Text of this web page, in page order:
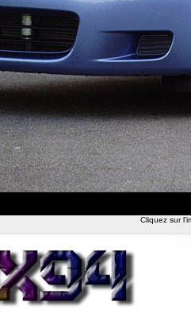
Cliquez sur